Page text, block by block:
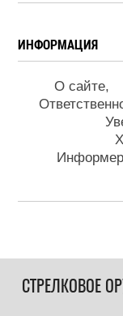
ИНФОРМАЦИЯ
О сайте
СТРЕЛКОВОЕ